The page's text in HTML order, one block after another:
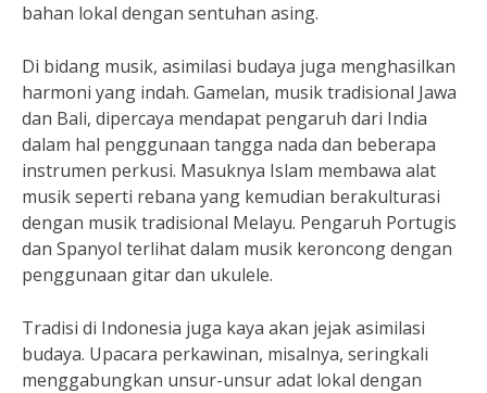
bahan lokal dengan sentuhan asing.
Di bidang musik, asimilasi budaya juga menghasilkan
harmoni yang indah. Gamelan, musik tradisional Jawa
dan Bali, dipercaya mendapat pengaruh dari India
dalam hal penggunaan tangga nada dan beberapa
instrumen perkusi. Masuknya Islam membawa alat
musik seperti rebana yang kemudian berakulturasi
dengan musik tradisional Melayu. Pengaruh Portugis
dan Spanyol terlihat dalam musik keroncong dengan
penggunaan gitar dan ukulele.
Tradisi di Indonesia juga kaya akan jejak asimilasi
budaya. Upacara perkawinan, misalnya, seringkali
menggabungkan unsur-unsur adat lokal dengan